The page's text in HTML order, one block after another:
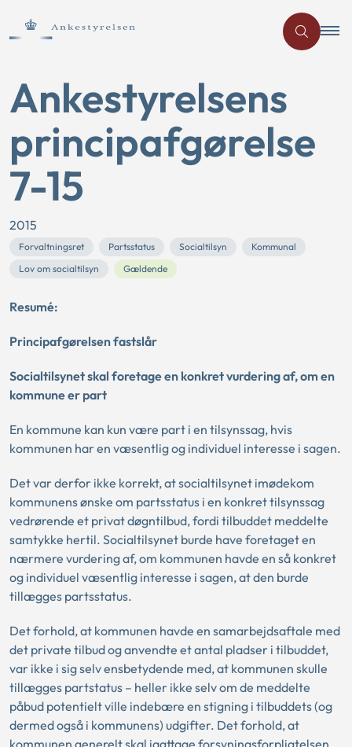
Ankestyrelsens
principafgørelse
7-15
2015
Forvaltningsret Partsstatus Socialtilsyn
Kommunal
Lov om socialtilsyn
Gældende
Resumé:
Principafgørelsen fastslår
Socialtilsynet skal foretage en konkret vurdering af, om en
kommune er part
En kommune kan kun være part i en tilsynssag, hvis
kommunen har en væsentlig og individuel interesse i sagen.
Det var derfor ikke korrekt, at socialtilsynet imødekom
kommunens ønske om partsstatus i en konkret tilsynssag
vedrørende et privat døgntilbud, fordi tilbuddet meddelte
samtykke hertil. Socialtilsynet burde have foretaget en
nærmere vurdering af, om kommunen havde en så konkret
og individuel væsentlig interesse i sagen, at den burde
tillægges partsstatus.
Det forhold, at kommunen havde en samarbejdsaftale med
det private tilbud og anvendte et antal pladser i tilbuddet,
var ikke i sig selv ensbetydende med, at kommunen skulle
tillægges partstatus – heller ikke selv om de meddelte
påbud potentielt ville indebære en stigning i tilbuddets (og
dermed også i kommunens) udgifter. Det forhold, at
kommunen generelt skal iagttage forsyningsforpligtelsen,